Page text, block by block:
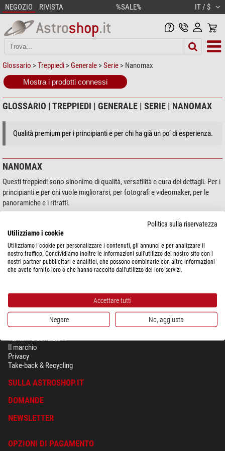
NEGOZIO RIVISTA %SALE% IT / $
Glossario >Treppiedi > Generale >Serie > Nanomax
Mostra i prodotti connessi
GLOSSARIO | TREPPIEDI | GENERALE | SERIE | NANOMAX
Qualità premium per i principianti e per chi ha già un po’ di esperienza.
NANOMAX
Questi treppiedi sono sinonimo di qualità, versatilità e cura dei dettagli. Per i
principianti e per chi vuole migliorarsi, per fotografi e videomaker, per le
panoramiche e i ritratti.
SICUREZZA & PRIVACY
Termini e condizioni
Il marchio
Privacy
Take-back & Recycling
SULLA ASTROSHOP.IT
DOMANDE
NEWSLETTER
OPZIONI DI PAGAMENTO
Politica sulla riservatezza
Utilizziamo i cookie
Utilizziamo i cookie per personalizzare i contenuti, gli annunci e per analizzare il
nostro traffico. Condividiamo inoltre le informazioni sull'utilizzo del nostro sito con i
nostri partner pubblicitari e analitici, che possono combinarle con altre informazioni
che avete fornito loro o che hanno raccolto dall'utilizzo dei loro servizi.
Accettare tutti
Negare No, aggiusta